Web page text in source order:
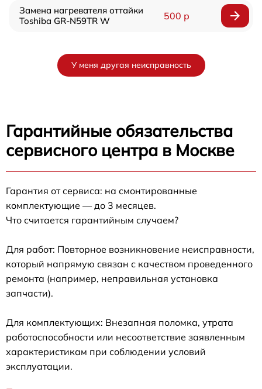
Замена нагревателя оттайки
Toshiba GR-N59TR W
500 р
У меня другая неисправность
Гарантийные обязательства
сервисного центра в Москве
Гарантия от сервиса: на смонтированные
комплектующие — до 3 месяцев.
Что считается гарантийным случаем?
Для работ: Повторное возникновение неисправности,
который напрямую связан с качеством проведенного
ремонта (например, неправильная установка
запчасти).
Для комплектующих: Внезапная поломка, утрата
работоспособности или несоответствие заявленным
характеристикам при соблюдении условий
эксплуатации.